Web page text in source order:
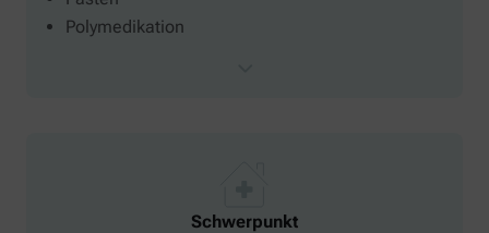
Polymedikation
Schwerpunkt